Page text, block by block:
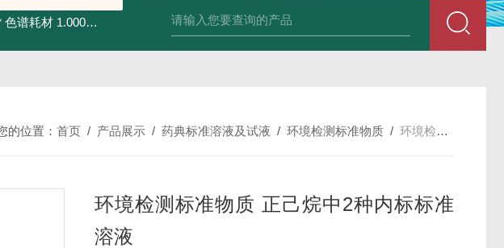
色谱耗材 1.00030.4008默克 乙腈 75-05-8 HPLC 现货 色谱耗材 34860-4L-Rsigma 甲醇 67-
的位置：首页 / 产品展示 /药典标准溶液及试液 /环境检测标准物质 /环境检测标准物质 正己烷中2种内标标准溶液
环境检测标准物质 正己烷中2种内标标准
溶液